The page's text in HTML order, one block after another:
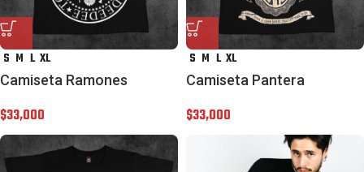
S M L XL
Camiseta Ramones
$33,000
S M L XL
Camiseta Pantera
$33,000